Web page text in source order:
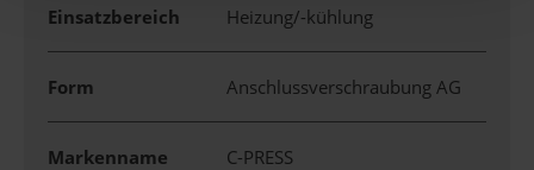
Einsatzbereich Heizung/-kühlung
Form Anschlussverschraubung AG
Markenname C-PRESS